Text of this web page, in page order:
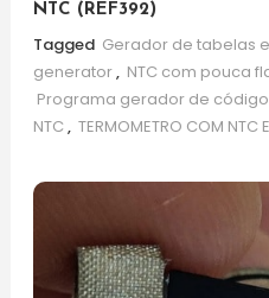
NTC (REF392)
Tagged Gerador de tabelas
generator, NTC com pouca
Programa gerador de código
NTC , TERMOMETRO COM NTC